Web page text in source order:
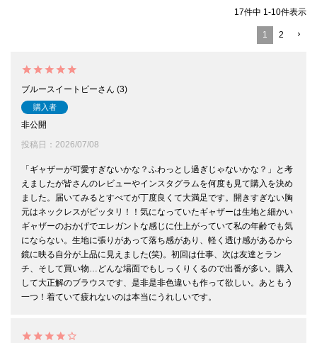
17件中 1-10件表示
1 2
ブルースイートピー 3
購入者
非公開
投稿日
2026/07/08
「ギャザーが可愛すぎないかな？ふわっとし過ぎじゃないかな？」と考
えましたが皆さんのレビューやインスタグラムを何度も見て購入を決め
ました。届いてみるとすべてが丁度良くて大満足です。開きすぎない胸
元はネックレスがピッタリ！！気になっていたギャザーは生地と細かい
ギャザーのおかげでエレガントな感じに仕上がっていて私の年齢でも気
にならない。生地に張りがあって落ち感があり、軽く透け感があるから
鏡に映る自分が上品に見えました(笑)。初回は仕事、次は友達とラン
チ、そして買い物…どんな場面でもしっくりくるので出番が多い。購入
して大正解のブラウスです、是非是非色違いも作って欲しい。あともう
一つ！着ていて疲れないのは本当にうれしいです。